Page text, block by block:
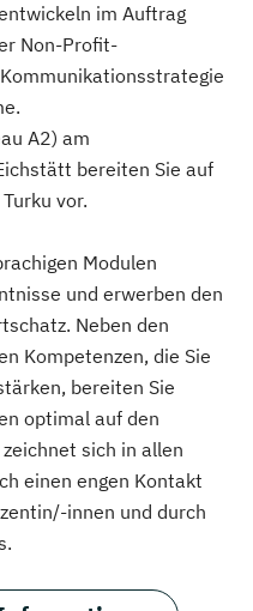
im Auftrag
Non-Profit-
A2) am
bereiten Sie auf
vor.
Modulen
und erwerben den
Neben den
Kompetenzen, die Sie
bereiten Sie
optimal auf den
sich in allen
einen engen Kontakt
innen und durch